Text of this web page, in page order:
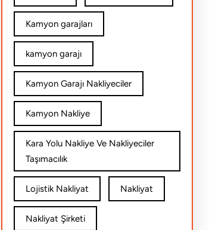
Kamyon garajları
kamyon garajı
Kamyon Garajı Nakliyeciler
Kamyon Nakliye
Kara Yolu Nakliye Ve Nakliyeciler
Taşımacılık
Lojistik Nakliyat Nakliyat
Nakliyat Şirketi